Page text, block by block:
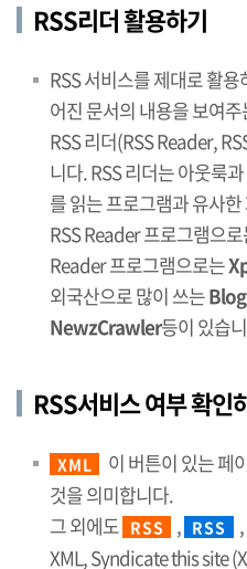
RSS리더 활용하기
RSS 서비스를 제대로 활
어진 문서의 내용을 보여
RSS 리더(RSS Reader,
니다. RSS 리더는 아웃룩
를 읽는 프로그램과 유사
RSS Reader 프로그램으
Reader 프로그램으로는
외국산으로 많이 쓰는
NewzCrawler등이 있습
RSS서비스 여부 확인
XML
이 버튼이 있는 페
것을 의미합니다.
그 외에도 RSS , RSS ,
XML, Syndicate this site